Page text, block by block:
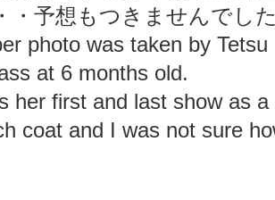
・予想もつきませんでし
photo was taken by
at 6 months old.
her first and last show as a
coat and I was not sure